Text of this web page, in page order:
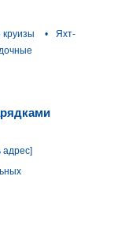
•
Яхт-
адрес]